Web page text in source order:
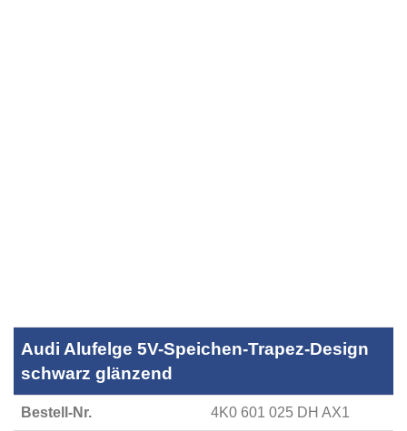
Audi Alufelge 5V-Speichen-Trapez-Design
schwarz glänzend
Bestell-Nr. 4K0 601 025 DH AX1